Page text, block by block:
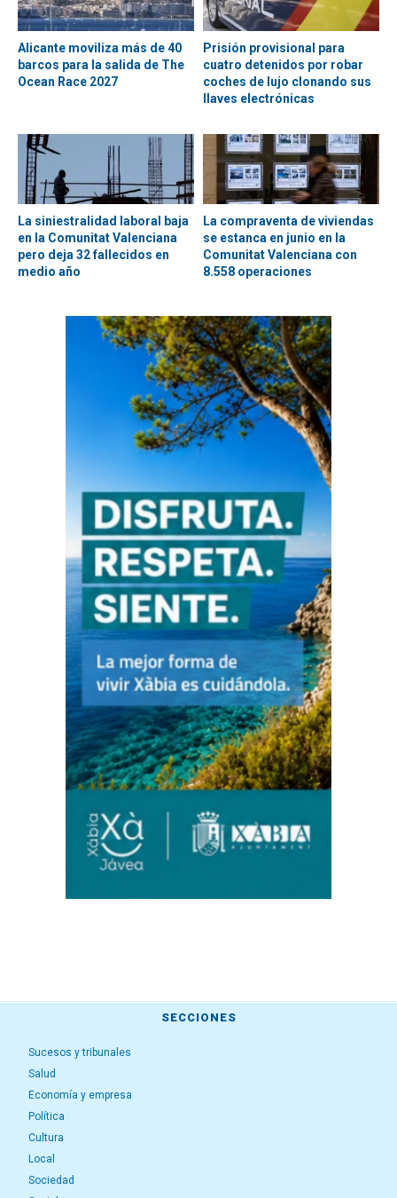
Alicante moviliza más de 40
barcos para la salida de The
Ocean Race 2027
Prisión provisional para
cuatro detenidos por robar
coches de lujo clonando sus
llaves electrónicas
La siniestralidad laboral baja
en la Comunitat Valenciana
pero deja 32 fallecidos en
medio año
La compraventa de viviendas
se estanca en junio en la
Comunitat Valenciana con
8.558 operaciones
SECCIONES
Sucesos y tribunales
Salud
Economía y empresa
Política
Cultura
Local
Sociedad